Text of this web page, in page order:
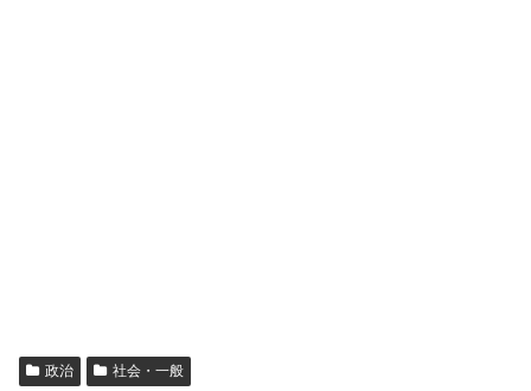
政治 社会・一般